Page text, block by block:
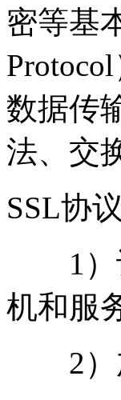
密等基
数据传
法、交
SSL协
1）认
机和服
2）加